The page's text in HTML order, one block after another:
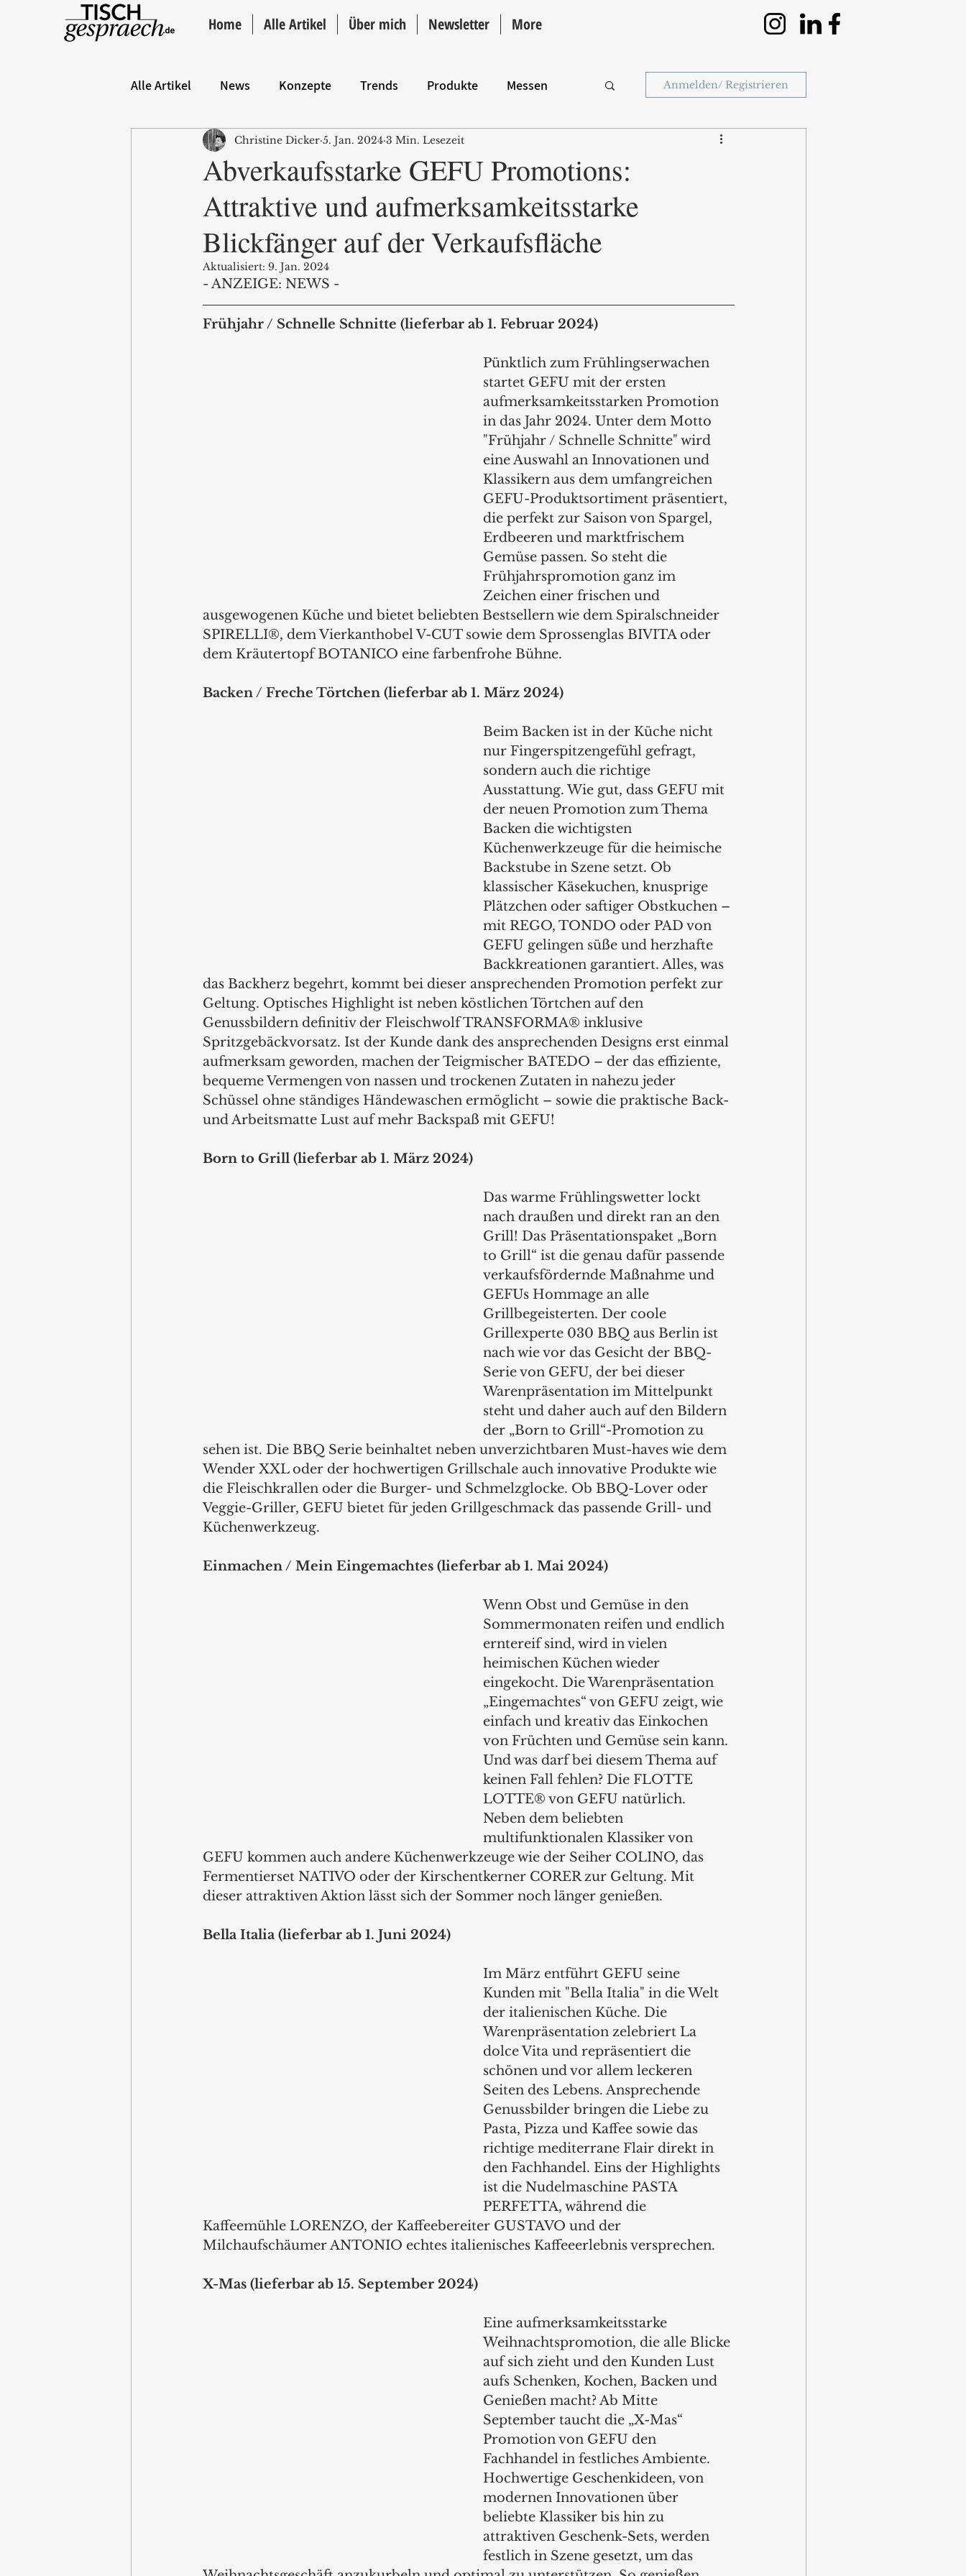
Home Alle Artikel Über mich Newsletter More
Alle Artikel News Konzepte Trends Produkte Messen
Hintergrund ANZEIGE Intro
Anmelden/ Registrieren
Abverkaufsstarke GEFU Promotions:
Attraktive und aufmerksamkeitsstarke
Blickfänger auf der Verkaufsfläche
Christine Dicker 5. Jan. 2024 3 Min. Lesezeit
Aktualisiert: 9. Jan. 2024
- ANZEIGE: NEWS -
Frühjahr / Schnelle Schnitte (lieferbar ab 1. Februar 2024)
Pünktlich zum Frühlingserwachen
startet GEFU mit der ersten
aufmerksamkeitsstarken Promotion
in das Jahr 2024. Unter dem Motto
"Frühjahr / Schnelle Schnitte" wird
eine Auswahl an Innovationen und
Klassikern aus dem umfangreichen
GEFU-Produktsortiment präsentiert,
die perfekt zur Saison von Spargel,
Erdbeeren und marktfrischem
Gemüse passen. So steht die
Frühjahrspromotion ganz im
Zeichen einer frischen und
ausgewogenen Küche und bietet beliebten Bestsellern wie dem Spiralschneider
SPIRELLI®, dem Vierkanthobel V-CUT sowie dem Sprossenglas BIVITA oder
dem Kräutertopf BOTANICO eine farbenfrohe Bühne.
Backen / Freche Törtchen (lieferbar ab 1. März 2024)
Beim Backen ist in der Küche nicht
nur Fingerspitzengefühl gefragt,
sondern auch die richtige
Ausstattung. Wie gut, dass GEFU mit
der neuen Promotion zum Thema
Backen die wichtigsten
Küchenwerkzeuge für die heimische
Backstube in Szene setzt. Ob
klassischer Käsekuchen, knusprige
Plätzchen oder saftiger Obstkuchen –
mit REGO, TONDO oder PAD von
GEFU gelingen süße und herzhafte
Backkreationen garantiert. Alles, was
das Backherz begehrt, kommt bei dieser ansprechenden Promotion perfekt zur
Geltung. Optisches Highlight ist neben köstlichen Törtchen auf den
Genussbildern definitiv der Fleischwolf TRANSFORMA® inklusive
Spritzgebäckvorsatz. Ist der Kunde dank des ansprechenden Designs erst einmal
aufmerksam geworden, machen der Teigmischer BATEDO – der das effiziente,
bequeme Vermengen von nassen und trockenen Zutaten in nahezu jeder
Schüssel ohne ständiges Händewaschen ermöglicht – sowie die praktische Back-
und Arbeitsmatte Lust auf mehr Backspaß mit GEFU!
Born to Grill (lieferbar ab 1. März 2024)
Das warme Frühlingswetter lockt
nach draußen und direkt ran an den
Grill! Das Präsentationspaket „Born
to Grill“ ist die genau dafür passende
verkaufsfördernde Maßnahme und
GEFUs Hommage an alle
Grillbegeisterten. Der coole
Grillexperte 030 BBQ aus Berlin ist
nach wie vor das Gesicht der BBQ-
Serie von GEFU, der bei dieser
Warenpräsentation im Mittelpunkt
steht und daher auch auf den Bildern
der „Born to Grill“-Promotion zu
sehen ist. Die BBQ Serie beinhaltet neben unverzichtbaren Must-haves wie dem
Wender XXL oder der hochwertigen Grillschale auch innovative Produkte wie
die Fleischkrallen oder die Burger- und Schmelzglocke. Ob BBQ-Lover oder
Veggie-Griller, GEFU bietet für jeden Grillgeschmack das passende Grill- und
Küchenwerkzeug.
Einmachen / Mein Eingemachtes (lieferbar ab 1. Mai 2024)
Wenn Obst und Gemüse in den
Sommermonaten reifen und endlich
erntereif sind, wird in vielen
heimischen Küchen wieder
eingekocht. Die Warenpräsentation
„Eingemachtes“ von GEFU zeigt, wie
einfach und kreativ das Einkochen
von Früchten und Gemüse sein kann.
Und was darf bei diesem Thema auf
keinen Fall fehlen? Die FLOTTE
LOTTE® von GEFU natürlich.
Neben dem beliebten
multifunktionalen Klassiker von
GEFU kommen auch andere Küchenwerkzeuge wie der Seiher COLINO, das
Fermentierset NATIVO oder der Kirschentkerner CORER zur Geltung. Mit
dieser attraktiven Aktion lässt sich der Sommer noch länger genießen.
Bella Italia (lieferbar ab 1. Juni 2024)
Im März entführt GEFU seine
Kunden mit "Bella Italia" in die Welt
der italienischen Küche. Die
Warenpräsentation zelebriert La
dolce Vita und repräsentiert die
schönen und vor allem leckeren
Seiten des Lebens. Ansprechende
Genussbilder bringen die Liebe zu
Pasta, Pizza und Kaffee sowie das
richtige mediterrane Flair direkt in
den Fachhandel. Eins der Highlights
ist die Nudelmaschine PASTA
PERFETTA, während die
Kaffeemühle LORENZO, der Kaffeebereiter GUSTAVO und der
Milchaufschäumer ANTONIO echtes italienisches Kaffeeerlebnis versprechen.
X-Mas (lieferbar ab 15. September 2024)
Eine aufmerksamkeitsstarke
Weihnachtspromotion, die alle Blicke
auf sich zieht und den Kunden Lust
aufs Schenken, Kochen, Backen und
Genießen macht? Ab Mitte
September taucht die „X-Mas“
Promotion von GEFU den
Fachhandel in festliches Ambiente.
Hochwertige Geschenkideen, von
modernen Innovationen über
beliebte Klassiker bis hin zu
attraktiven Geschenk-Sets, werden
festlich in Szene gesetzt, um das